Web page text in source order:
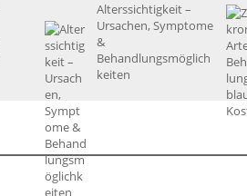
Alterssichtigkeit –
Ursachen, Symptome
&
Behandlungsmöglich
keiten